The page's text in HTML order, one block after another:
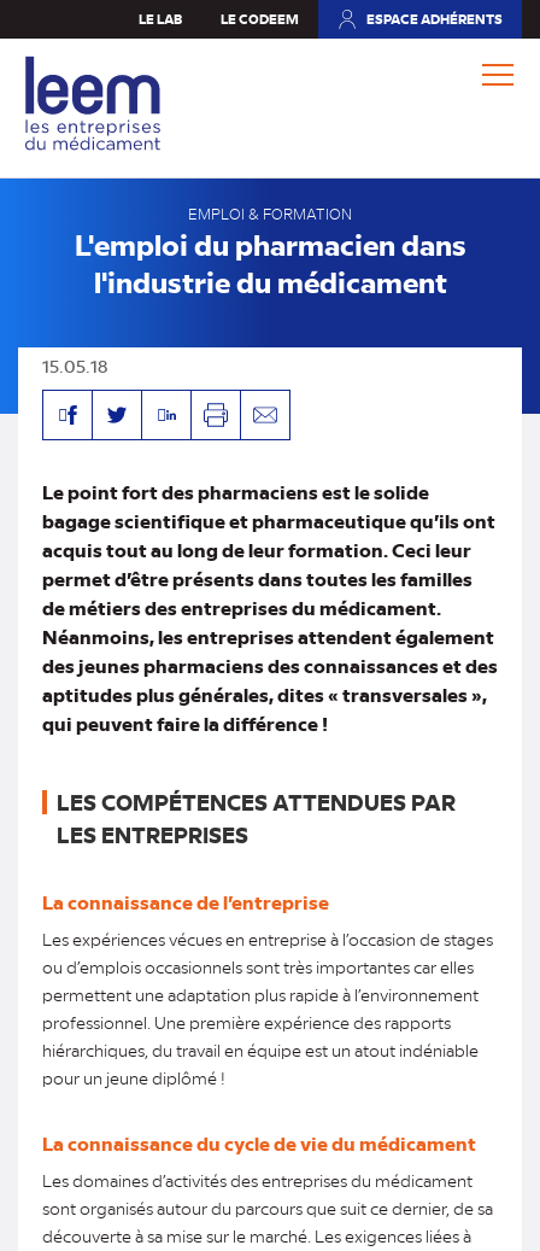
au
contenu
principal
LE LAB LE CODEEM ESPACE ADHÉRENTS
(NOUVEL
EMPLOI & FORMATION
L'emploi du pharmacien dans
l'industrie du médicament
15.05.18
FacebookTwitterLinkedinImprimerEnvoyer
Le point fort des pharmaciens est le solide
bagage scientifique et pharmaceutique qu’ils ont
acquis tout au long de leur formation. Ceci leur
permet d’être présents dans toutes les familles
de métiers des entreprises du médicament.
Néanmoins, les entreprises attendent également
des jeunes pharmaciens des connaissances et des
aptitudes plus générales, dites « transversales »,
qui peuvent faire la différence !
LES COMPÉTENCES ATTENDUES PAR
LES ENTREPRISES
La connaissance de l’entreprise
Les expériences vécues en entreprise à l’occasion de stages
ou d’emplois occasionnels sont très importantes car elles
permettent une adaptation plus rapide à l’environnement
professionnel. Une première expérience des rapports
hiérarchiques, du travail en équipe est un atout indéniable
pour un jeune diplômé !
La connaissance du cycle de vie du médicament
Les domaines d’activités des entreprises du médicament
sont organisés autour du parcours que suit ce dernier, de sa
découverte à sa mise sur le marché. Les exigences liées à